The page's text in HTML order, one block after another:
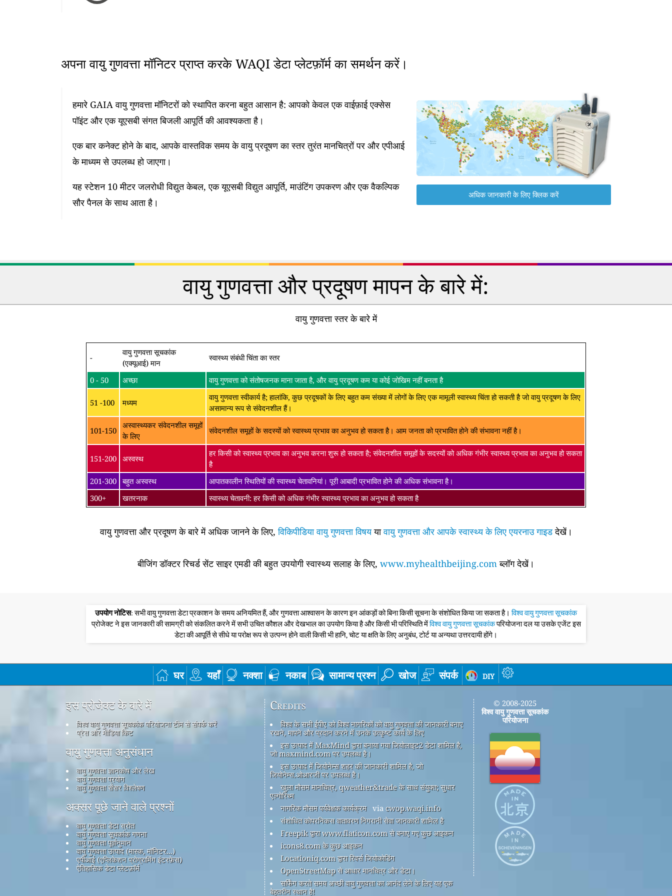
अपना वायु गुणवत्ता मॉनिटर प्राप्त करके WAQI डेटा प्लेटफ़ॉर्म का समर्थन करें।
हमारे GAIA वायु गुणवत्ता मॉनिटरों को स्थापित करना बहुत आसान है: आपको केवल एक वाईफ़ाई एक्सेस
पॉइंट और एक यूएसबी संगत बिजली आपूर्ति की आवश्यकता है।
एक बार कनेक्ट होने के बाद, आपके वास्तविक समय के वायु प्रदूषण का स्तर तुरंत मानचित्रों पर और एपीआई
के माध्यम से उपलब्ध हो जाएगा।
यह स्टेशन 10 मीटर जलरोधी विद्युत केबल, एक यूएसबी विद्युत आपूर्ति, माउंटिंग उपकरण और एक वैकल्पिक
सौर पैनल के साथ आता है।
अधिक जानकारी के लिए क्लिक करें
वायु गुणवत्ता और प्रदूषण मापन के बारे में:
वायु गुणवत्ता स्तर के बारे में
-
वायु गुणवत्ता सूचकांक
(एक्यूआई) मान
स्वास्थ्य संबंधी चिंता का स्तर
0 - 50 अच्छा वायु गुणवत्ता को संतोषजनक माना जाता है, और वायु प्रदूषण कम या कोई जोखिम नहीं बनता है
51 -100 मध्यम
वायु गुणवत्ता स्वीकार्य है; हालांकि, कुछ प्रदूषकों के लिए बहुत कम संख्या में लोगों के लिए एक मामूली स्वास्थ्य चिंता हो सकती है जो वायु प्रदूषण के लिए
असामान्य रूप से संवेदनशील हैं।
101-150
अस्वास्थ्यकर संवेदनशील समूहों
के लिए
संवेदनशील समूहों के सदस्यों को स्वास्थ्य प्रभाव का अनुभव हो सकता है। आम जनता को प्रभावित होने की संभावना नहीं है।
151-200 अस्वस्थ
हर किसी को स्वास्थ्य प्रभाव का अनुभव करना शुरू हो सकता है; संवेदनशील समूहों के सदस्यों को अधिक गंभीर स्वास्थ्य प्रभाव का अनुभव हो सकता
है
201-300 बहुत अस्वस्थ
आपातकालीन स्थितियों की स्वास्थ्य चेतावनियां। पूरी आबादी प्रभावित होने की अधिक संभावना है।
300+
खतरनाक स्वास्थ्य चेतावनी: हर किसी को अधिक गंभीर स्वास्थ्य प्रभाव का अनुभव हो सकता है
वायु गुणवत्ता और प्रदूषण के बारे में अधिक जानने के लिए,विकिपीडिया वायु गुणवत्ता विषययावायु गुणवत्ता और आपके स्वास्थ्य के लिए एयरनाउ गाइडदेखें।
बीजिंग डॉक्टर रिचर्ड सेंट साइर एमडी की बहुत उपयोगी स्वास्थ्य सलाह के लिए, www.myhealthbeijing.comब्लॉग देखें।
उपयोग नोटिस: सभी वायु गुणवत्ता डेटा प्रकाशन के समय अनियमित हैं, और गुणवत्ता आश्वासन के कारण इन आंकड़ों को बिना किसी सूचना के संशोधित किया जा सकता है।विश्व वायु गुणवत्ता सूचकांक
प्रोजेक्ट ने इस जानकारी की सामग्री को संकलित करने में सभी उचित कौशल और देखभाल का उपयोग किया है और किसी भी परिस्थिति मेंविश्व वायु गुणवत्ता सूचकांकपरियोजना दल या उसके एजेंट इस
डेटा की आपूर्ति से सीधे या परोक्ष रूप से उत्पन्न होने वाली किसी भी हानि, चोट या क्षति के लिए अनुबंध, टोर्ट या अन्यथा उत्तरदायी होंगे।
घर यहाँ नक्शा नकाब सामान्य प्रश्न खोज संपर्क diy
इस प्रोजेक्ट के बारे में
विश्व वायु गुणवत्ता सूचकांक परियोजना टीम से संपर्क करें
प्रेस और मीडिया किट
वायु गुणवत्ता अनुसंधान
वायु गुणवत्ता ज्ञानकोष और लेख
वायु गुणवत्ता प्रयोग
वायु गुणवत्ता सेंसर विश्लेषण
अक्सर पूछे जाने वाले प्रश्नों
वायु गुणवत्ता डेटा स्रोत
वायु गुणवत्ता सूचकांक गणना
वायु गुणवत्ता पूर्वानुमान
वायु गुणवत्ता उत्पाद (मास्क, मॉनिटर...)
एपीआई (एप्लिकेशन प्रोग्रामिंग इंटरफ़ेस)
ऐतिहासिक डेटा प्लेटफ़ॉर्म
Credits
विश्व के सभी ईपीए को विश्व नागरिकों को वायु गुणवत्ता की जानकारी बनाए
रखने, मापने और प्रदान करने में उनके उत्कृष्ट कार्य के लिए
इस उत्पाद में MaxMind द्वारा बनाया गया जियोलाइट2 डेटा शामिल है,
जो maxmind.com पर उपलब्ध है।
इस उत्पाद में जियोनेम्स शहर की जानकारी शामिल है, जो
जियोनेम्स.ओआरजी पर उपलब्ध है।
खुला मौसम मानचित्र, qweather&trade के साथ संयुक्त; सुधार
एल्गोरिथ्म
नागरिक मौसम पर्यवेक्षक कार्यक्रम via cwop.waqi.info
संशोधित कोपरनिकस वातावरण निगरानी सेवा जानकारी शामिल है
Freepik द्वारा www.flaticon.com से बनाए गए कुछ आइकन
icons8.com के कुछ आइकन
Locationiq.com द्वारा रिवर्स जियोकोडिंग
OpenStreetMap से आधार मानचित्र और डेटा।
सर्फिंग करते समय अच्छी वायु गुणवत्ता का आनंद लेने के लिए यह एक
बेहतरीन स्थान है!
© 2008-2025
विश्व वायु गुणवत्ता सूचकांक
परियोजना